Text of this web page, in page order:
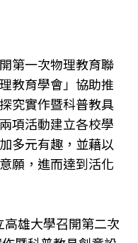
第一次物理教育聯
教育學會」協助推
究實作暨科普教具
項活動建立各校學
多元有趣，並藉以
願，進而達到活化
雄大學召開第二次